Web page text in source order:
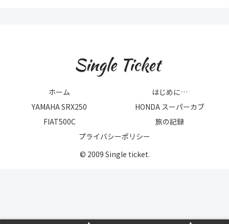
ホーム
はじめに…
YAMAHA SRX250
HONDA スーパーカブ
FIAT500C
旅の記録
プライバシーポリシー
© 2009 Single ticket.